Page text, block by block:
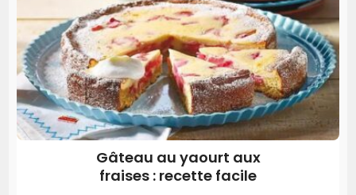
Gâteau au yaourt aux
fraises : recette facile